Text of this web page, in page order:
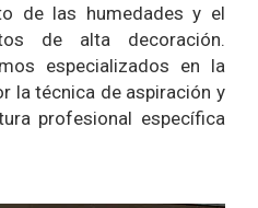
de las humedades y el
de alta decoración.
especializados en la
la técnica de aspiración y
profesional específica